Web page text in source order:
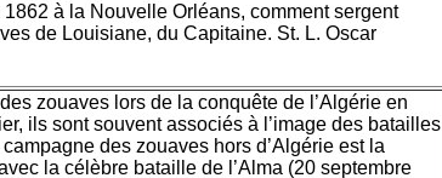
1862 à la Nouvelle Orléans, comment sergent
de Louisiane, du Capitaine. St. L. Oscar
zouaves lors de la conquête de l’Algérie en
ils sont souvent associés à l’image des batailles
des zouaves hors d’Algérie est la
la célèbre bataille de l’Alma (20 septembre